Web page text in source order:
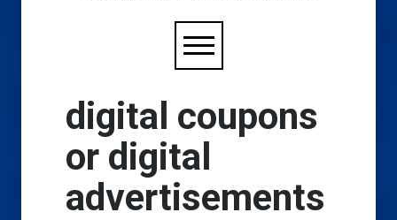
digital coupons
or digital
advertisements